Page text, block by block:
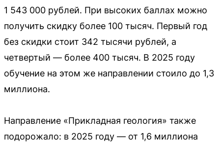
1 543 000 рублей. При высоких баллах можно
получить скидку более 100 тысяч. Первый год
без скидки стоит 342 тысячи рублей, а
четвертый — более 400 тысяч. В 2025 году
обучение на этом же направлении стоило до 1,3
миллиона.
Направление «Прикладная геология» также
подорожало: в 2025 году — от 1,6 миллиона